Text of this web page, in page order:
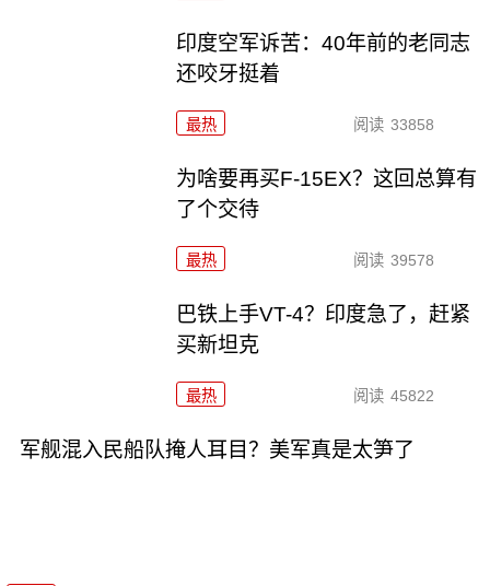
印度空军诉苦：40年前的老同志
还咬牙挺着
最热 阅读 33858
为啥要再买F-15EX？这回总算有
了个交待
最热 阅读 39578
巴铁上手VT-4？印度急了，赶紧
买新坦克
最热 阅读 45822
军舰混入民船队掩人耳目？美军真是太笋了